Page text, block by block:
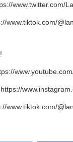
www.twitter.com/
www.tiktok.com/
www.tiktok.com/